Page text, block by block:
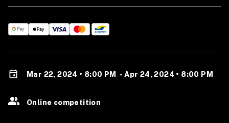
Mar 22, 2024 • 8:00 PM - Apr 24, 2024 • 8:00 PM
Online competition